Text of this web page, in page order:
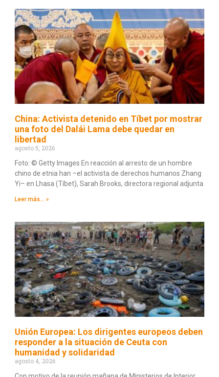
China: Activista detenido en Tíbet por mostrar
una foto del Dalái Lama debe quedar en
libertad
agosto 5, 2026
Foto: © Getty Images En reacción al arresto de un hombre
chino de etnia han –el activista de derechos humanos Zhang
Yi– en Lhasa (Tíbet), Sarah Brooks, directora regional adjunta
Leer más... »
Unión Europea: Los dirigentes europeos deben
responder a la situación de Ceuta con
humanidad y solidaridad
agosto 4, 2026